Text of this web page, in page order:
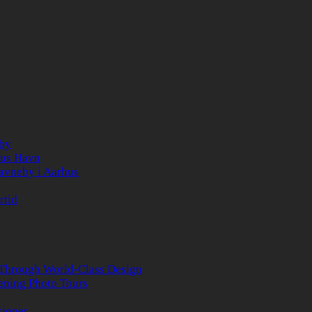
Havn
i Aarhus
World-Class Design
Photo Tours